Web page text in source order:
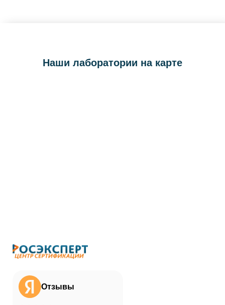
Наши лаборатории на карте
Отзывы